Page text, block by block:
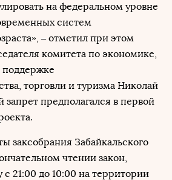
на федеральном уровне
систем
– отметил при этом
комитета по экономике,
торговли и туризма Николай
предполагался в первой
заксобрания Забайкальского
чтении закон,
с 21:00 до 10:00 на территории